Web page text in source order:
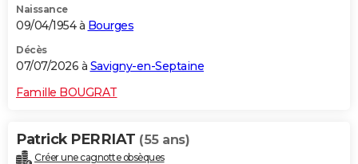
GUIDES D'ACHAT
BONS PLANS
CARTE DE VOEUX
Dictionnaire
Biographies
Citations
Expressions
Proverbes
PROGRAMME TV
Naissance
09/04/1954 à Bourges
Décès
07/07/2026 à Savigny-en-Septaine
Famille BOUGRAT
Patrick PERRIAT (55 ans)
Créer une cagnotte obsèques